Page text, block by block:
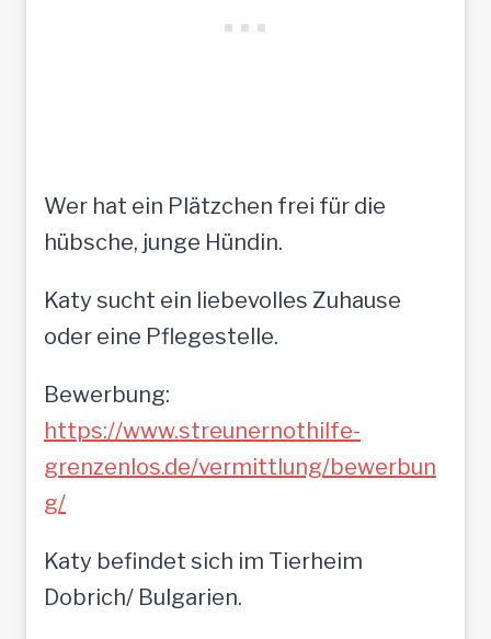
Wer hat ein Plätzchen frei für die
hübsche, junge Hündin.
Katy sucht ein liebevolles Zuhause
oder eine Pflegestelle.
Bewerbung:
https://www.streunernothilfe-
grenzenlos.de/vermittlung/bewerbun
g/
Katy befindet sich im Tierheim
Dobrich/ Bulgarien.